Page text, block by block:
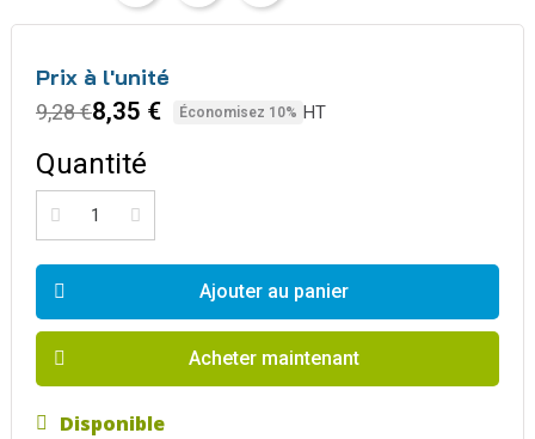
Prix à l'unité
9,28 €8,35 € Économisez 10% HT
Quantité
Ajouter au panier
Acheter maintenant
Disponible